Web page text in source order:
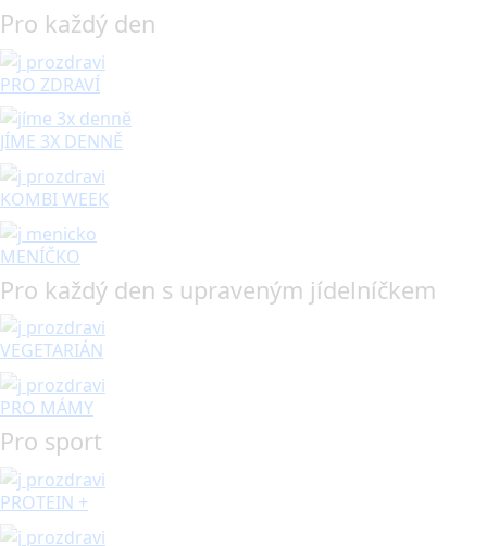
Pro každý den
PRO ZDRAVÍ
JÍME 3X DENNĚ
KOMBI WEEK
MENÍČKO
Pro každý den s upraveným jídelníčkem
VEGETARIÁN
PRO MÁMY
Pro sport
PROTEIN +